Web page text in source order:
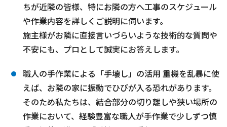
ちが近隣の皆様、特にお隣の方へ工事のスケジュール
や作業内容を詳しくご説明に伺います。
施主様がお隣に直接言いづらいような技術的な質問や
不安にも、プロとして誠実にお答えします。
職人の手作業による「手壊し」の活用 重機を乱暴に使
えば、お隣の家に振動でひびが入る恐れがあります。
そのため私たちは、結合部分の切り離しや狭い場所の
作業において、経験豊富な職人が手作業で少しずつ慎